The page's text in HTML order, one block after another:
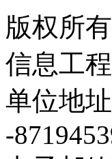
版权所
信息工
单位地
-